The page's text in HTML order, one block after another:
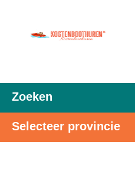
Zoeken
Selecteer provincie